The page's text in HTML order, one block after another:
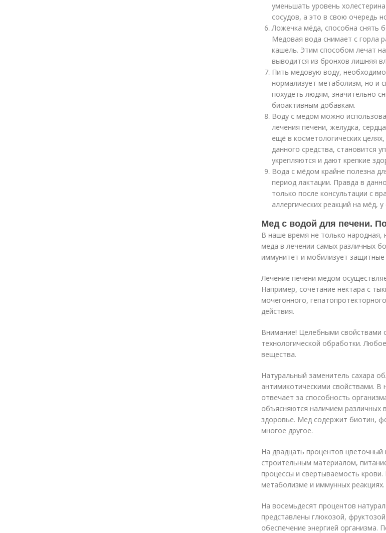
уменьшать уровень
сосудов, а это в свою очередь
Ложечка мёда, способна снять
Медовая вода снимает с горла
кашель. Этим способом лечат
выводится из бронхов лишняя
Пить медовую воду,
нормализует метаболизм, но и
похудеть людям, значительно
биоактивным добавкам.
Воду с медом можно
лечения печени, желудка,
ещё в косметологических
данного средства, становится
укрепляются и дают крепкие
Вода с мёдом крайне полезна
период лактации. Правда в
только после консультации с
аллергических реакций на мёд,
Мед с водой для печени.
В наше время не только народная,
меда в лечении самых различных
иммунитет и мобилизует защитные
Лечение печени медом
Например, сочетание нектара с
мочегонного,
действия.
Внимание! Целебными свойствами
технологической обработки.
вещества.
Натуральный заменитель сахара
антимикотическими свойствами.
отвечает за способность
объясняются наличием
здоровье. Мед содержит биотин,
многое другое.
На двадцать процентов
строительным материалом,
процессы и свертываемость
метаболизме и иммунных реакциях.
На восемьдесят процентов
представлены глюкозой,
обеспечение энергией организма.